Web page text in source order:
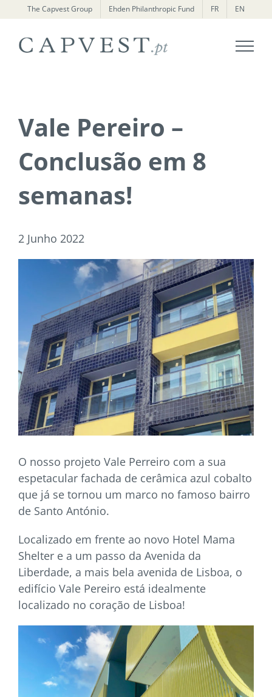
to
content
The Capvest Group Ehden Philanthropic Fund FR EN
Vale Pereiro –
Conclusão em 8
semanas!
2 Junho 2022
O nosso projeto Vale Perreiro com a sua
espetacular fachada de cerâmica azul cobalto
que já se tornou um marco no famoso bairro
de Santo António.
Localizado em frente ao novo Hotel Mama
Shelter e a um passo da Avenida da
Liberdade, a mais bela avenida de Lisboa, o
edifício Vale Pereiro está idealmente
localizado no coração de Lisboa!